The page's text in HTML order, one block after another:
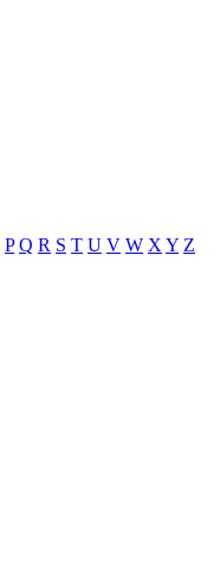
P Q R S T U V W X Y Z